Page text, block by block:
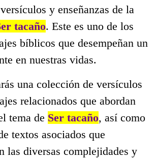
y enseñanzas de la
tacaño. Este es uno de los
bíblicos que desempeñan un
en nuestras vidas.
una colección de versículos
relacionados que abordan
tema de Ser tacaño, así como
textos asociados que
las diversas complejidades y